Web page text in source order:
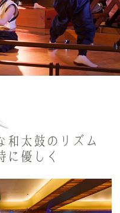
和太鼓のリズム
に優しく